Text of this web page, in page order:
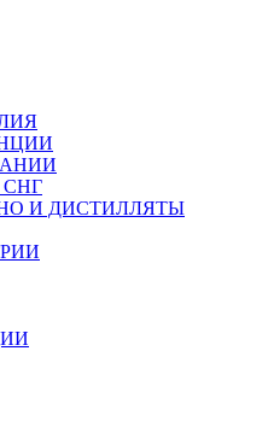
И ДИСТИЛЛЯТЫ